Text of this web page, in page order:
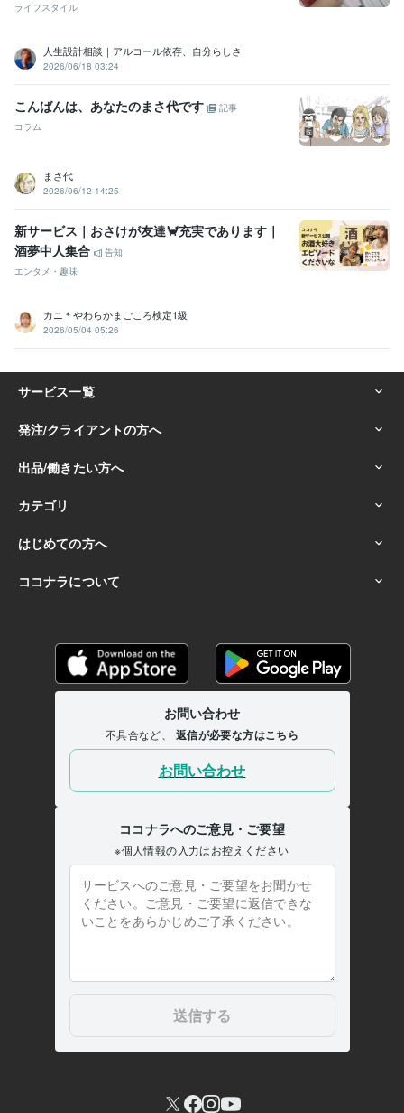
ライフスタイル
人生設計相談｜アルコール依存、自分らしさ
2026/06/18 03:24
こんばんは、あなたのまさ代です
記事
コラム
まさ代
2026/06/12 14:25
新サービス｜おさけが友達🦀充実であります｜
酒夢中人集合
告知
エンタメ・趣味
カニ＊やわらかまごころ検定1級
2026/05/04 05:26